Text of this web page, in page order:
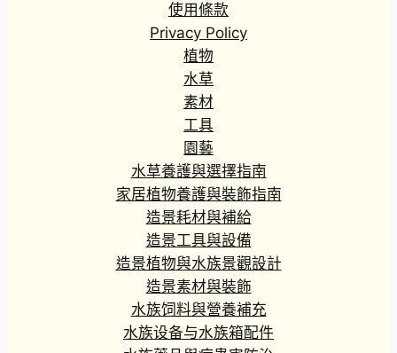
使用條款
Privacy Policy
植物
水草
素材
工具
園藝
水草養護與選擇指南
家居植物養護與裝飾指南
造景耗材與補給
造景工具與設備
造景植物與水族景觀設計
造景素材與裝飾
水族饲料與營養補充
水族设备与水族箱配件